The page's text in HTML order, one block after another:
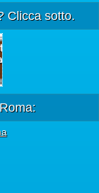
Clicca sotto.